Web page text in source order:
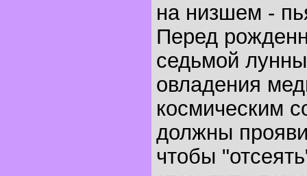
на низшем -
Перед
седьмой
овладения
космическим
должны
чтобы